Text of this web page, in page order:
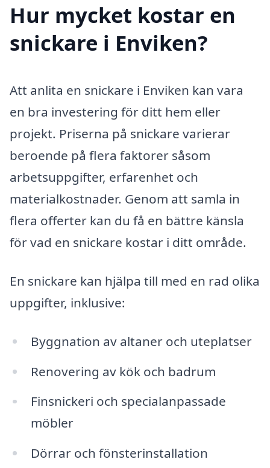
Hur mycket kostar en
snickare i Enviken?
Att anlita en snickare i Enviken kan vara
en bra investering för ditt hem eller
projekt. Priserna på snickare varierar
beroende på flera faktorer såsom
arbetsuppgifter, erfarenhet och
materialkostnader. Genom att samla in
flera offerter kan du få en bättre känsla
för vad en snickare kostar i ditt område.
En snickare kan hjälpa till med en rad olika
uppgifter, inklusive:
Byggnation av altaner och uteplatser
Renovering av kök och badrum
Finsnickeri och specialanpassade
möbler
Dörrar och fönsterinstallation